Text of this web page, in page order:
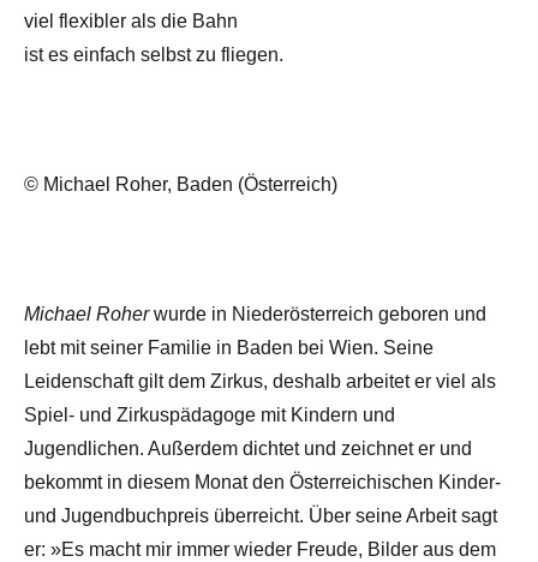
viel flexibler als die Bahn
ist es einfach selbst zu fliegen.
© Michael Roher, Baden (Österreich)
Michael Roherwurde in Niederösterreich geboren und
lebt mit seiner Familie in Baden bei Wien. Seine
Leidenschaft gilt dem Zirkus, deshalb arbeitet er viel als
Spiel- und Zirkuspädagoge mit Kindern und
Jugendlichen. Außerdem dichtet und zeichnet er und
bekommt in diesem Monat den Österreichischen Kinder-
und Jugendbuchpreis überreicht. Über seine Arbeit sagt
er: »Es macht mir immer wieder Freude, Bilder aus dem